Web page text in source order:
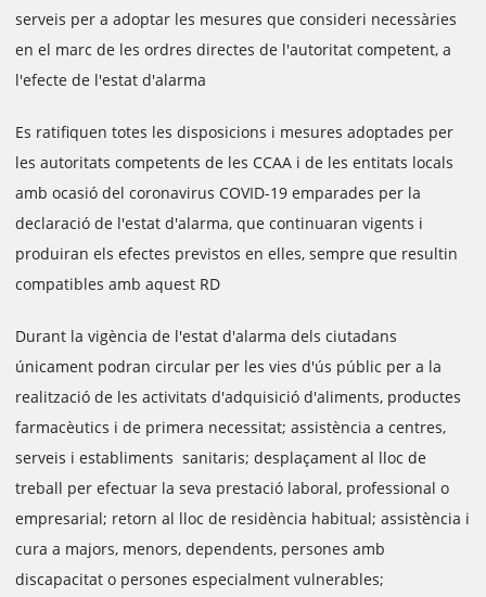
serveis per a adoptar les mesures que consideri necessàries
en el marc de les ordres directes de l'autoritat competent, a
l'efecte de l'estat d'alarma
Es ratifiquen totes les disposicions i mesures adoptades per
les autoritats competents de les CCAA i de les entitats locals
amb ocasió del coronavirus COVID-19 emparades per la
declaració de l'estat d'alarma, que continuaran vigents i
produiran els efectes previstos en elles, sempre que resultin
compatibles amb aquest RD
Durant la vigència de l'estat d'alarma dels ciutadans
únicament podran circular per les vies d'ús públic per a la
realització de les activitats d'adquisició d'aliments, productes
farmacèutics i de primera necessitat; assistència a centres,
serveis i establiments sanitaris; desplaçament al lloc de
treball per efectuar la seva prestació laboral, professional o
empresarial; retorn al lloc de residència habitual; assistència i
cura a majors, menors, dependents, persones amb
discapacitat o persones especialment vulnerables;